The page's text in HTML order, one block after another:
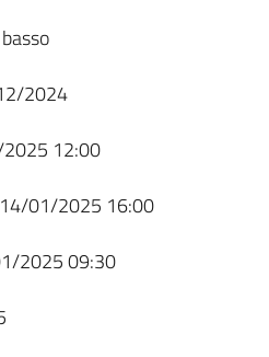
2024
12:00
14/01/2025 16:00
2025 09:30